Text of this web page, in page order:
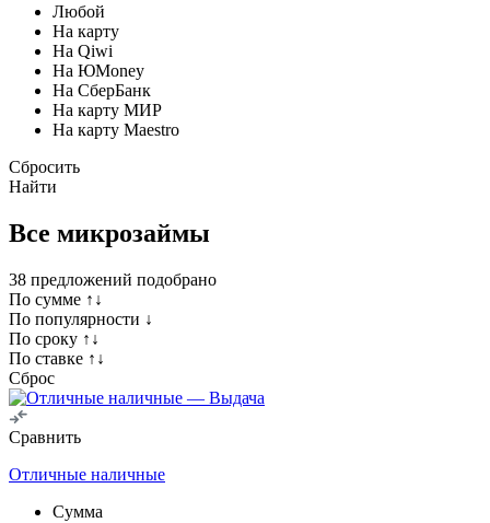
Любой
На карту
На Qiwi
На ЮMoney
На СберБанк
На карту МИР
На карту Maestro
Сбросить
Найти
Все микрозаймы
38 предложений подобрано
По сумме ↑↓
По популярности ↓
По сроку ↑↓
По ставке ↑↓
Сброс
Сравнить
Отличные наличные
Сумма